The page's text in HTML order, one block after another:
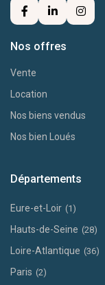
Nos offres
Vente
Location
Nos biens vendus
Nos bien Loués
Départements
Eure-et-Loir (1)
Hauts-de-Seine (28)
Loire-Atlantique (36)
Paris (2)